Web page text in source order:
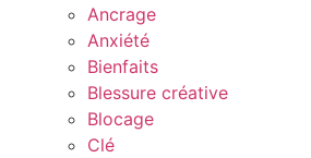
Ancrage
Anxiété
Bienfaits
Blessure créative
Blocage
Clé